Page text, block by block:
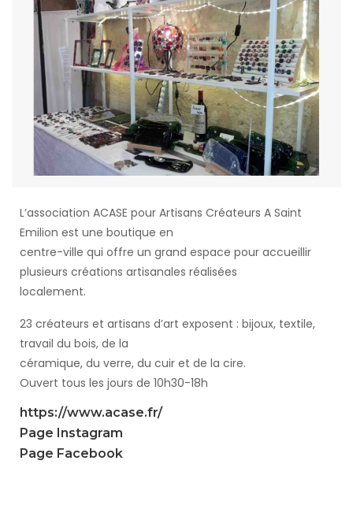
L’association ACASE pour Artisans Créateurs A Saint
Emilion est une boutique en
centre-ville qui offre un grand espace pour accueillir
plusieurs créations artisanales réalisées
localement.
23 créateurs et artisans d’art exposent : bijoux, textile,
travail du bois, de la
céramique, du verre, du cuir et de la cire.
Ouvert tous les jours de 10h30-18h
https://www.acase.fr/
Page Instagram
Page Facebook